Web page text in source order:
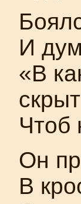
И
«В
Чтоб
Он
В